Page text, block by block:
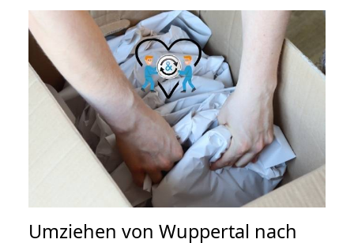
Umziehen von Wuppertal nach